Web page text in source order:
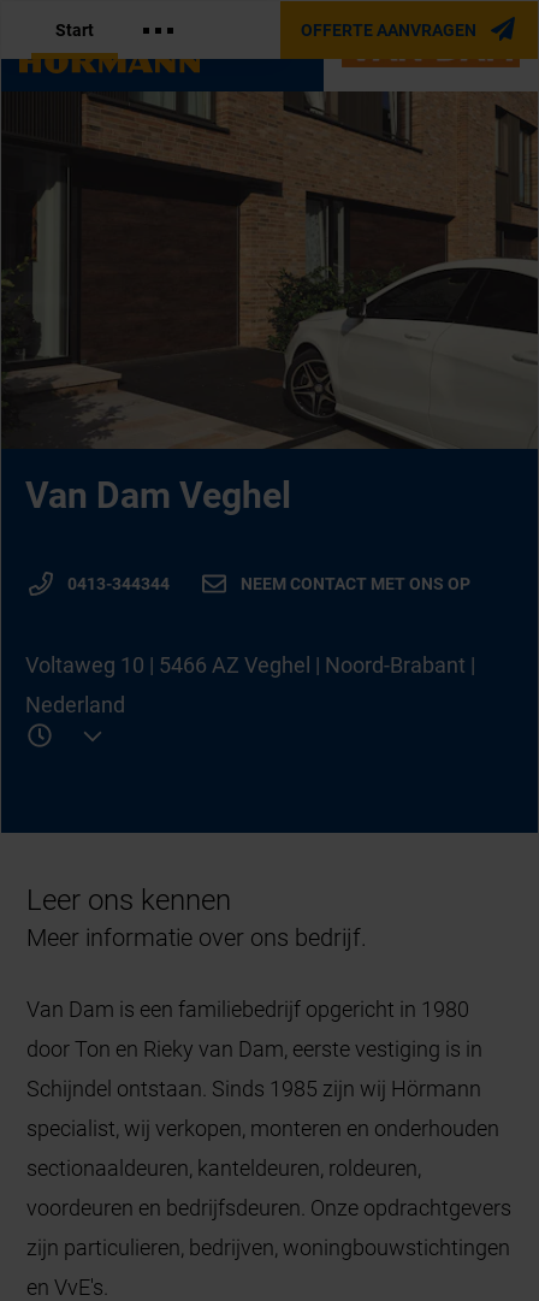
Start OFFERTE AANVRAGEN
OFFICIËLE PARTNER VAN
Van Dam Veghel
0413-344344 NEEM CONTACT MET ONS OP
Voltaweg 10 | 5466 AZ Veghel | Noord-Brabant |
Nederland
Leer ons kennen
Meer informatie over ons bedrijf.
Van Dam is een familiebedrijf opgericht in 1980
door Ton en Rieky van Dam, eerste vestiging is in
Schijndel ontstaan. Sinds 1985 zijn wij Hörmann
specialist, wij verkopen, monteren en onderhouden
sectionaaldeuren, kanteldeuren, roldeuren,
voordeuren en bedrijfsdeuren. Onze opdrachtgevers
zijn particulieren, bedrijven, woningbouwstichtingen
en VvE's.